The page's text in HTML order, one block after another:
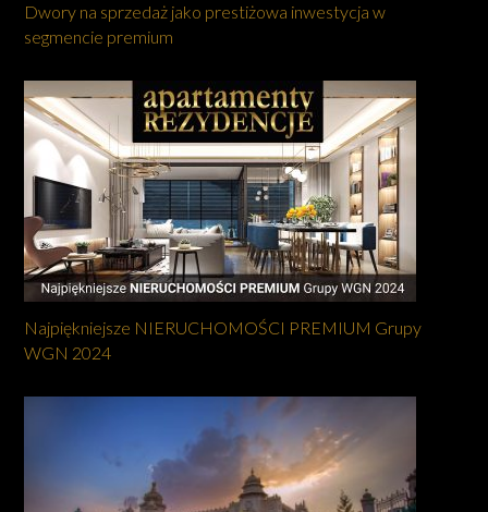
Dwory na sprzedaż jako prestiżowa inwestycja w
segmencie premium
Najpiękniejsze NIERUCHOMOŚCI PREMIUM Grupy
WGN 2024